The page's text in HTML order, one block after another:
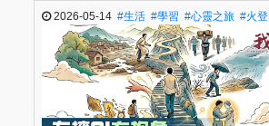
2026-05-14 #生活 #學習 #心靈之旅 #火登